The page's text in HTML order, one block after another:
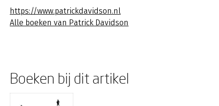
https://www.patrickdavidson.nl
Alle boeken van Patrick Davidson
Boeken bij dit artikel